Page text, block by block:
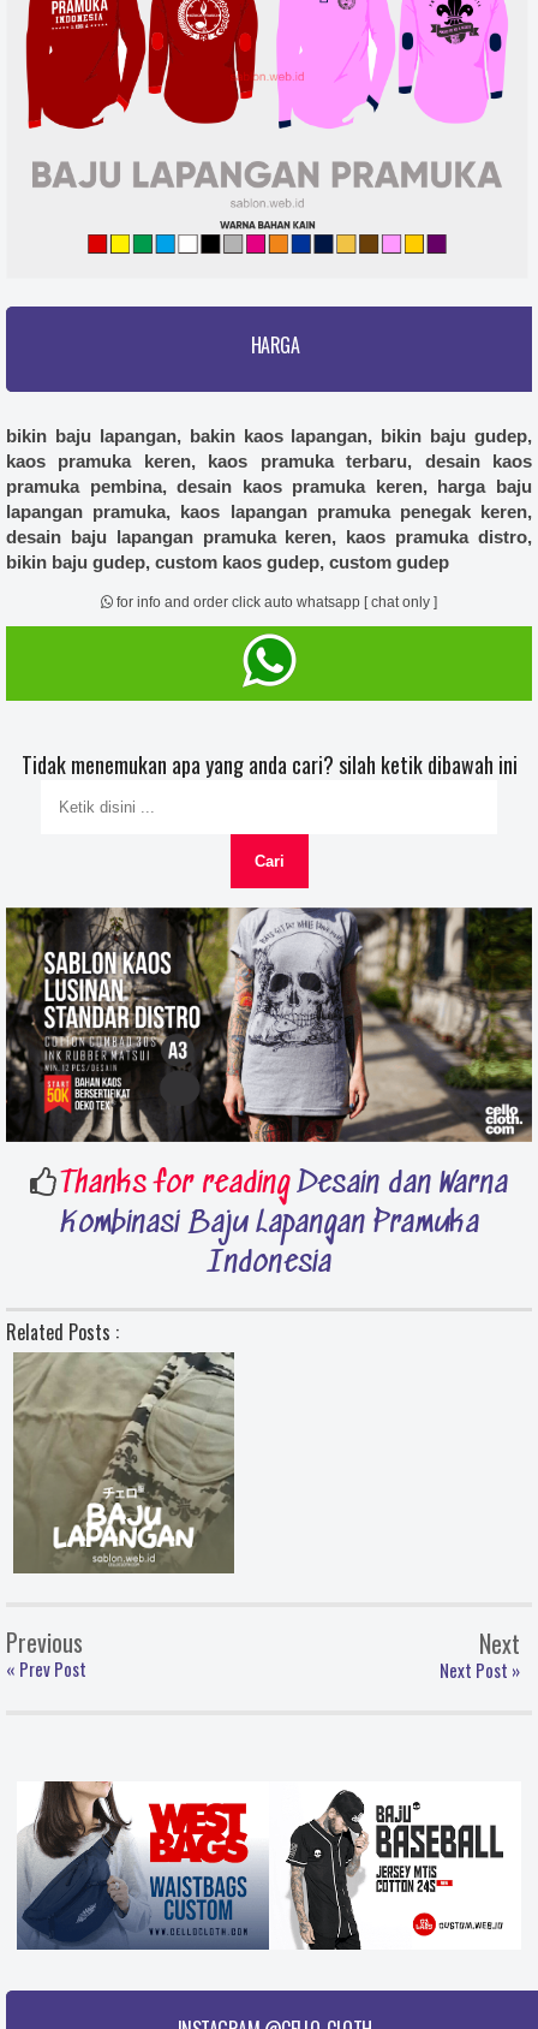
HARGA
bikin baju lapangan, bakin kaos lapangan, bikin baju gudep,
kaos pramuka keren, kaos pramuka terbaru, desain kaos
pramuka pembina, desain kaos pramuka keren, harga baju
lapangan pramuka, kaos lapangan pramuka penegak keren,
desain baju lapangan pramuka keren, kaos pramuka distro,
bikin baju gudep, custom kaos gudep, custom gudep
for info and order click auto whatsapp [ chat only ]
Tidak menemukan apa yang anda cari? silah ketik dibawah ini
Thanks for reading Desain dan Warna
Kombinasi Baju Lapangan Pramuka
Indonesia
Related Posts :
Previous
« Prev Post
Next
Next Post »